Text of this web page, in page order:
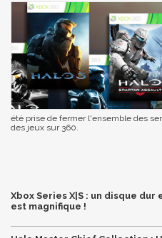
été prise de fermer l'ensemble des
des jeux sur 360.
Xbox Series X|S : un disque
est magnifique !